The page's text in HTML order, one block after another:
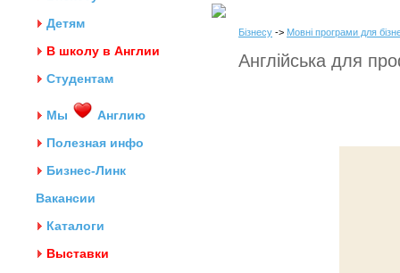
Детям
В школу в Англии
Студентам
Мы
Англию
Полезная инфо
Бизнес-Линк
Вакансии
Каталоги
Выставки
Бізнесу -> Мовні програми для
Англійська для